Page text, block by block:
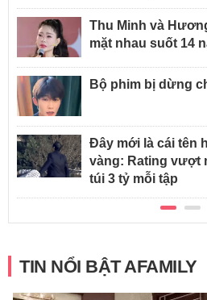
Thu Minh và
mặt nhau suốt 14
Bộ phim bị dừng
Đây mới là cái tên
vàng: Rating vượt
túi 3 tỷ mỗi tập
TIN NỔI BẬT AFAMILY